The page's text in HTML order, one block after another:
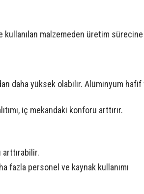
malzemeden üretim sürecine
daha yüksek olabilir. Alüminyum hafif
iç mekandaki konforu arttırır.
arttırabilir.
fazla personel ve kaynak kullanımı